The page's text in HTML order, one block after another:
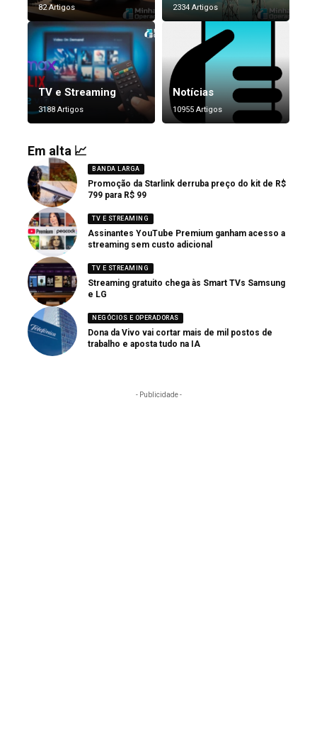
82 Artigos 2334 Artigos
TV e Streaming
3188 Artigos
Notícias
10955 Artigos
Em alta 📈
BANDA LARGA
Promoção da Starlink derruba preço do kit de R$
799 para R$ 99
TV E STREAMING
Assinantes YouTube Premium ganham acesso a
streaming sem custo adicional
TV E STREAMING
Streaming gratuito chega às Smart TVs Samsung
e LG
NEGÓCIOS E OPERADORAS
Dona da Vivo vai cortar mais de mil postos de
trabalho e aposta tudo na IA
- Publicidade -